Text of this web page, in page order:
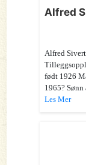
Alfred
Alfred
født 1926
1965? Sønn
Les Mer